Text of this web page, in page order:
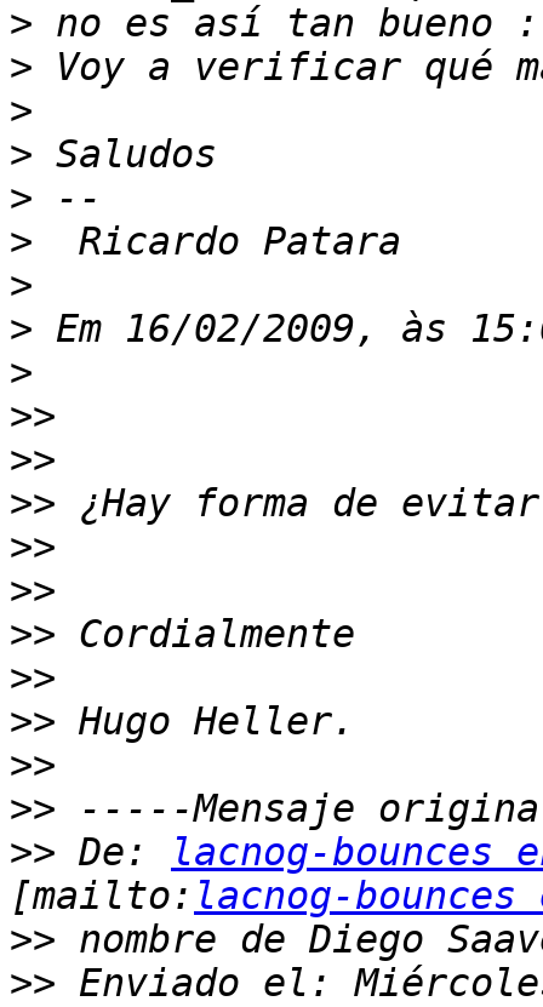
>
>
>
>
>
>
>
>
>
>>
>>
>>
>>
>>
>>
>>
>>
>>
>>
>> De:
lacnog-bounces
[mailto: lacnog-
>>
>> Enviado el: